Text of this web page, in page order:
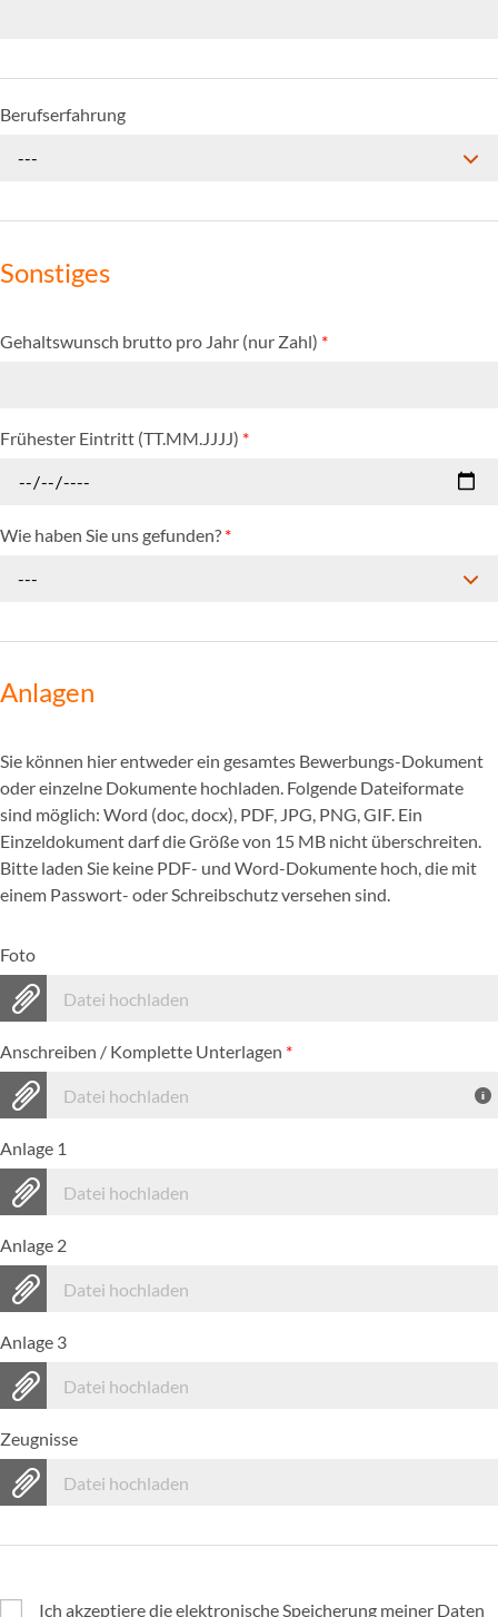
Berufserfahrung
---
Sonstiges
Gehaltswunsch brutto pro Jahr (nur Zahl) *
Frühester Eintritt (TT.MM.JJJJ) *
Wie haben Sie uns gefunden? *
---
Anlagen
Sie können hier entweder ein gesamtes Bewerbungs-Dokument
oder einzelne Dokumente hochladen. Folgende Dateiformate
sind möglich: Word (doc, docx), PDF, JPG, PNG, GIF. Ein
Einzeldokument darf die Größe von 15 MB nicht überschreiten.
Bitte laden Sie keine PDF- und Word-Dokumente hoch, die mit
einem Passwort- oder Schreibschutz versehen sind.
Foto
Datei hochladen
Anschreiben / Komplette Unterlagen *
Datei hochladen
Anlage 1
Datei hochladen
Anlage 2
Datei hochladen
Anlage 3
Datei hochladen
Zeugnisse
Datei hochladen
Ich akzeptiere die elektronische Speicherung meiner Daten